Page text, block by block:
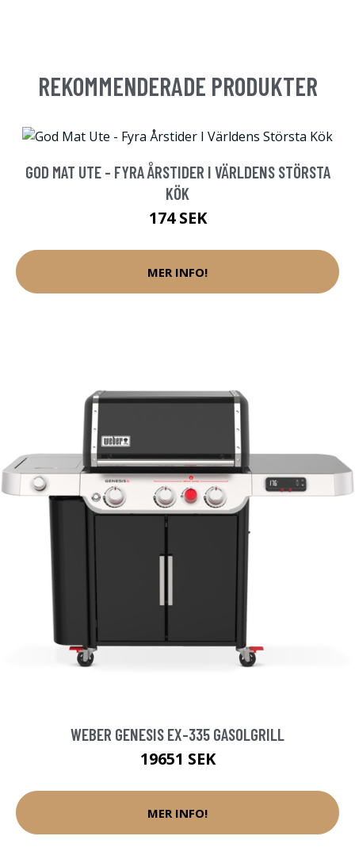
REKOMMENDERADE PRODUKTER
GOD MAT UTE - FYRA ÅRSTIDER I VÄRLDENS STÖRSTA
KÖK
174 SEK
MER INFO!
WEBER GENESIS EX-335 GASOLGRILL
19651 SEK
MER INFO!